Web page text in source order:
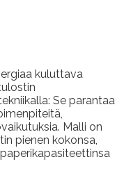
kuluttava
Se parantaa
Malli on
pienen kokonsa,